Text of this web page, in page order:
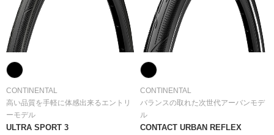
CONTINENTAL
高い品質を手軽に体感出来るエントリ
ーモデル
ULTRA SPORT 3
CONTINENTAL
バランスの取れた次世代アーバンモデ
ル
CONTACT URBAN REFLEX